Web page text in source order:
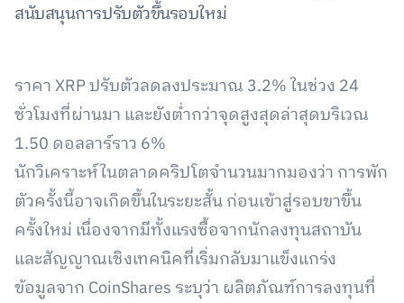
สนับสนุนการปรับตัวขึ้นรอบใหม่
ราคา XRP ปรับตัวลดลงประมาณ 3.2% ในช่วง 24
ชั่วโมงที่ผ่านมา และยังต่ำกว่าจุดสูงสุดล่าสุดบริเวณ
1.50 ดอลลาร์ราว 6%
นักวิเคราะห์ในตลาดคริปโตจำนวนมากมองว่า การพัก
ตัวครั้งนี้อาจเกิดขึ้นในระยะสั้น ก่อนเข้าสู่รอบขาขึ้น
ครั้งใหม่ เนื่องจากมีทั้งแรงซื้อจากนักลงทุนสถาบัน
และสัญญาณเชิงเทคนิคที่เริ่มกลับมาแข็งแกร่ง
ข้อมูลจาก CoinShares ระบุว่า ผลิตภัณฑ์การลงทุนที่